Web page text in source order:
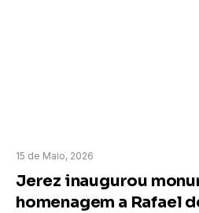
15 de Maio, 2026
Jerez inaugurou
homenagem a Rafael